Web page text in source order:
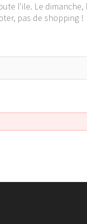
l'ile. Le
pas de shopping !